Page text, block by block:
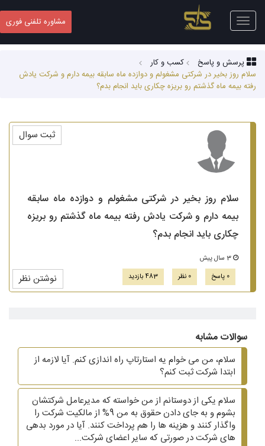
Toggle
navigation
مشاوره تلفنی فوری
پرسش و پاسخ
کسب‌ و کار
سلام روز بخیر در شرکتی مشغولم و دوازده ماه سابقه بیمه دارم و شرکت یادش
رفته بیمه ماه گذشتم رو بریزه چکاری باید انجام بدم؟
سلام روز بخیر در شرکتی مشغولم و دوازده ماه سابقه
بیمه دارم و شرکت یادش رفته بیمه ماه گذشتم رو بریزه
چکاری باید انجام بدم؟
0 پاسخ
0 نظر 483 بازدید نوشتن نظر
ثبت سوال
سوالات مشابه
سلام، من می خوام یه استارتاپ راه اندازی کنم. آیا لازمه از
ابتدا شرکت ثبت کنم؟
سلام یکی از دوستانم از من خواسته که مدیرعامل شرکتشان
بشوم و به جای دادن حقوق به من 9% از مالکیت شرکت را
واگذار کنند و هزینه ها را هم پرداخت کنند. آیا در مورد بدهی
های شرکت در صورتی که سایر اعضای شرکت...